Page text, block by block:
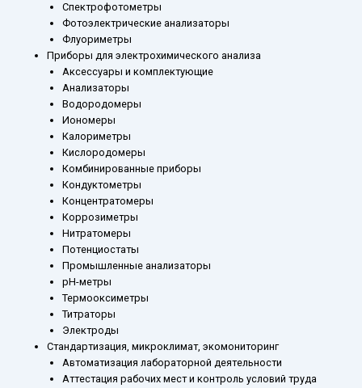
Спектрофотометры
Фотоэлектрические анализаторы
Флуориметры
Приборы для электрохимического анализа
Аксессуары и комплектующие
Анализаторы
Водородомеры
Иономеры
Калориметры
Кислородомеры
Комбинированные приборы
Кондуктометры
Концентратомеры
Коррозиметры
Нитратомеры
Потенциостаты
Промышленные анализаторы
рН-метры
Термооксиметры
Титраторы
Электроды
Стандартизация, микроклимат, экомониторинг
Автоматизация лабораторной деятельности
Аттестация рабочих мест и контроль условий труда